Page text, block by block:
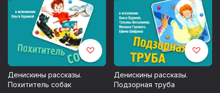
Денискины рассказы.
Похититель собак
Денискины рассказы.
Подзорная труба